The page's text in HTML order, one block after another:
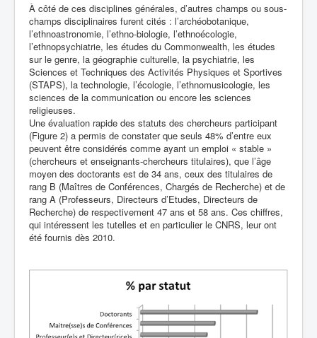
À côté de ces disciplines générales, d’autres champs ou sous-
champs disciplinaires furent cités : l’archéobotanique,
l’ethnoastronomie, l’ethno-biologie, l’ethnoécologie,
l’ethnopsychiatrie, les études du Commonwealth, les études
sur le genre, la géographie culturelle, la psychiatrie, les
Sciences et Techniques des Activités Physiques et Sportives
(STAPS), la technologie, l’écologie, l’ethnomusicologie, les
sciences de la communication ou encore les sciences
religieuses.
Une évaluation rapide des statuts des chercheurs participant
(Figure 2) a permis de constater que seuls 48% d’entre eux
peuvent être considérés comme ayant un emploi « stable »
(chercheurs et enseignants-chercheurs titulaires), que l’âge
moyen des doctorants est de 34 ans, ceux des titulaires de
rang B (Maîtres de Conférences, Chargés de Recherche) et de
rang A (Professeurs, Directeurs d’Etudes, Directeurs de
Recherche) de respectivement 47 ans et 58 ans. Ces chiffres,
qui intéressent les tutelles et en particulier le CNRS, leur ont
été fournis dès 2010.